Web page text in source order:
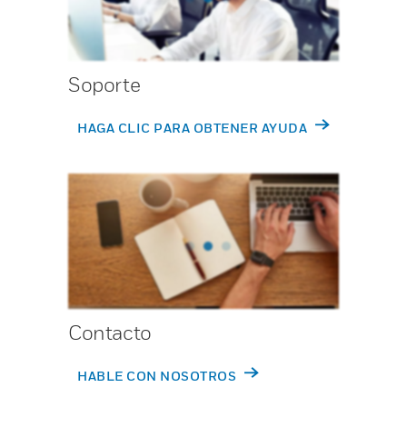
Soporte
HAGA CLIC PARA OBTENER AYUDA
Contacto
HABLE CON NOSOTROS